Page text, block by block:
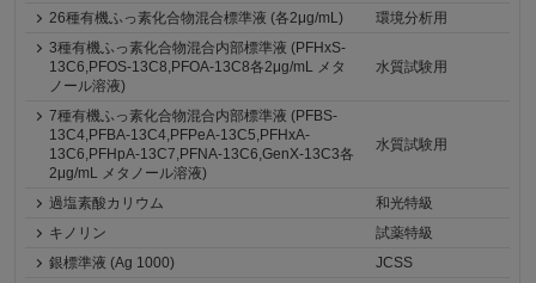
26種有機ふっ素化合物混合標準液 (各2μg/mL)
環境分析用
3種有機ふっ素化合物混合内部標準液 (PFHxS-
13C6,PFOS-13C8,PFOA-13C8各2μg/mL メタ
ノール溶液)
水質試験用
7種有機ふっ素化合物混合内部標準液 (PFBS-
13C4,PFBA-13C4,PFPeA-13C5,PFHxA-
13C6,PFHpA-13C7,PFNA-13C6,GenX-13C3各
2μg/mL メタノール溶液)
水質試験用
過塩素酸カリウム
和光特級
キノリン
試薬特級
銀標準液 (Ag 1000)
JCSS